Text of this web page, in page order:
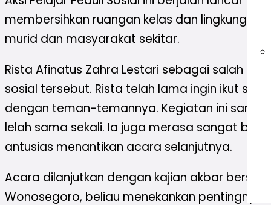
membersihkan ruangan kelas dan
murid dan masyarakat sekitar.
Rista Afinatus Zahra Lestari sebagai salah
sosial tersebut. Rista telah lama ingin ikut
dengan teman-temannya. Kegiatan ini
lelah sama sekali. Ia juga merasa sangat
antusias menantikan acara selanjutnya.
Acara dilanjutkan dengan kajian akbar
Wonosegoro, beliau menekankan pentingnya